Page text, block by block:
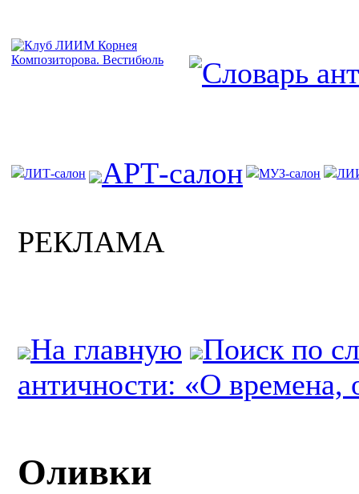
ЛИТ-салон АРТ-салон МУЗ-салон
РЕКЛАМА
На главную
Поиск по
античности: «О
Оливки